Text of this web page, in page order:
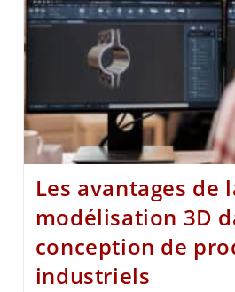
Les avantages de
modélisation 3D
conception de
industriels